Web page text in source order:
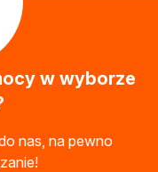
w wyborze
nas, na pewno